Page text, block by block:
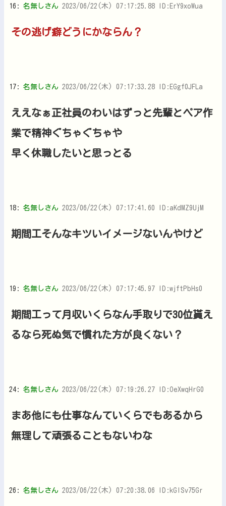
16: 名無しさん 2023/06/22(木) 07:17:25.88 ID:ErY9xoWua
その逃げ癖どうにかならん？
17: 名無しさん 2023/06/22(木) 07:17:33.28 ID:EGgf0JFLa
ええなぁ正社員のわいはずっと先輩とペア作
業で精神ぐちゃぐちゃや
早く休職したいと思っとる
18: 名無しさん 2023/06/22(木) 07:17:41.60 ID:aKdMZ9UjM
期間工そんなキツいイメージないんやけど
19: 名無しさん 2023/06/22(木) 07:17:45.97 ID:wjftPbHs0
期間工って月収いくらなん手取りで30位貰え
るなら死ぬ気で慣れた方が良くない？
24: 名無しさん 2023/06/22(木) 07:19:26.27 ID:OeXwqHrG0
まあ他にも仕事なんていくらでもあるから
無理して頑張ることもないわな
26: 名無しさん 2023/06/22(木) 07:20:38.06 ID:kGlSv75Gr